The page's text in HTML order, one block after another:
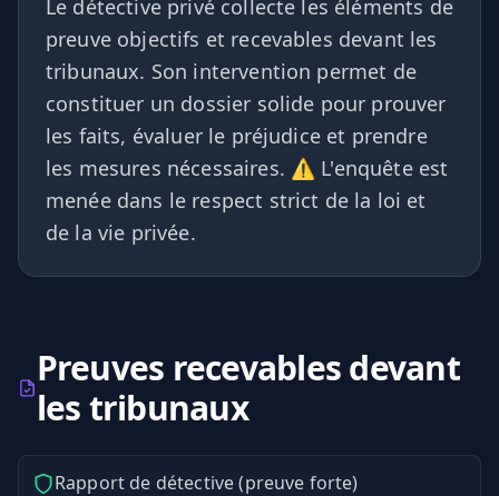
Le détective privé collecte les éléments de
preuve objectifs et recevables devant les
tribunaux. Son intervention permet de
constituer un dossier solide pour prouver
les faits, évaluer le préjudice et prendre
les mesures nécessaires. ⚠️ L'enquête est
menée dans le respect strict de la loi et
de la vie privée.
Preuves recevables devant
les tribunaux
Rapport de détective (preuve forte)